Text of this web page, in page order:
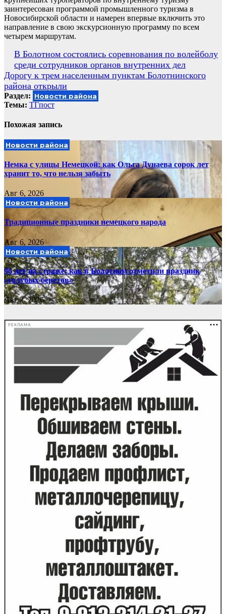
заинтересован программой промышленного туризма в
Новосибирской области и намерен впервые включить это
направление в свою экскурсионную программу по всем
четырем маршрутам.
Навигация
по
записям
В Болотном состоялись соревнования по волейболу
среди сотрудников органов внутренних дел
Дорогу к трем населенным пунктам Болотнинского
района открыли
Раздел: Новости района
Темы: ТГпост
Похожая запись
Новости района
Немка с улицы Немецкой: как Ольга Дунаева сорок лет
хранит то, что нельзя забыть
Авг 6, 2026
Новости района
Традиционные праздники немецкого народа
Авг 6, 2026
Новости района
96 лет на страже: как в Болотном отметили праздник
«голубых беретов»
Авг 2, 2026
РЕКЛАМА